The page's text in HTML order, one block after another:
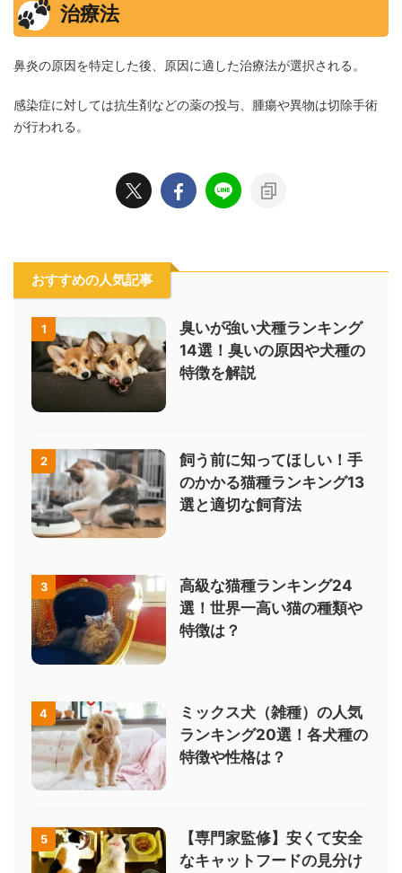
治療法
鼻炎の原因を特定した後、原因に適した治療法が選択される。
感染症に対しては抗生剤などの薬の投与、腫瘍や異物は切除手術
が行われる。
おすすめの人気記事
1
臭いが強い犬種ランキング
14選！臭いの原因や犬種の
特徴を解説
2
飼う前に知ってほしい！手
のかかる猫種ランキング13
選と適切な飼育法
3
高級な猫種ランキング24
選！世界一高い猫の種類や
特徴は？
4
ミックス犬（雑種）の人気
ランキング20選！各犬種の
特徴や性格は？
5
【専門家監修】安くて安全
なキャットフードの見分け